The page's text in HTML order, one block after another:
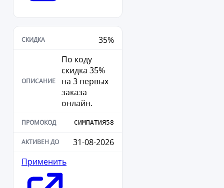
35%
По коду
скидка 35%
на 3 первых
заказа
онлайн.
СИМПАТИЯ58
31-08-2026
Применить